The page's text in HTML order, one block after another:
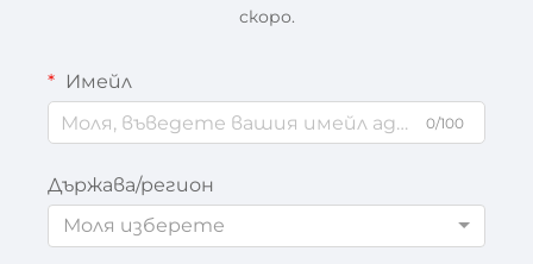
скоро.
Имейл
0/100
Държава/регион
Моля изберете